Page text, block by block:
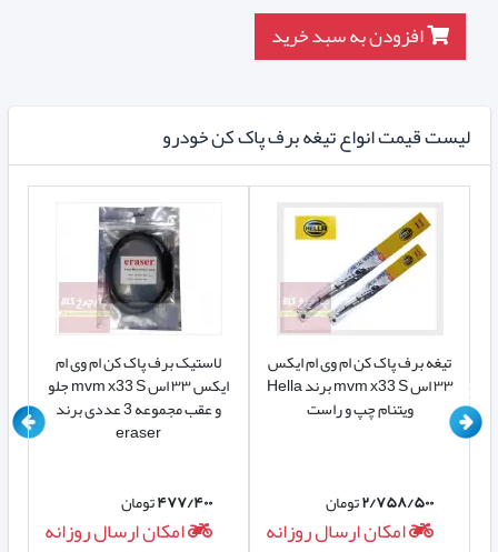
افزودن به سبد خرید
لیست قیمت انواع تیغه برف پاک کن خودرو
لاستیک برف پاک کن ام وی ام
ایکس ۳۳ اس mvm x33 S جلو
و عقب مجموعه 3 عددی برند
eraser
۴۷۷/۴۰۰تومان
امکان ارسال روزانه
تیغه برف پاک کن ام وی ام ایکس
۳۳ اس mvm x33 S برند Hella
ویتنام چپ و راست
۲/۷۵۸/۵۰۰تومان
امکان ارسال روزانه